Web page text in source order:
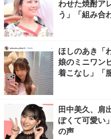
わせた焼酎ア
う」「組み合
ほしのあき「
娘のミニワン
着こなし」「
田中美久、肩
ぽくて可愛い
の声